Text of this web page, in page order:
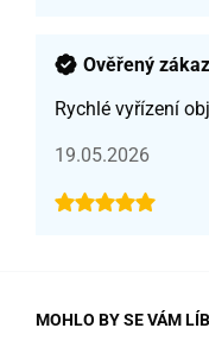
Ověřený
Rychlé vyřízení
19.05.2026
MOHLO BY SE VÁM